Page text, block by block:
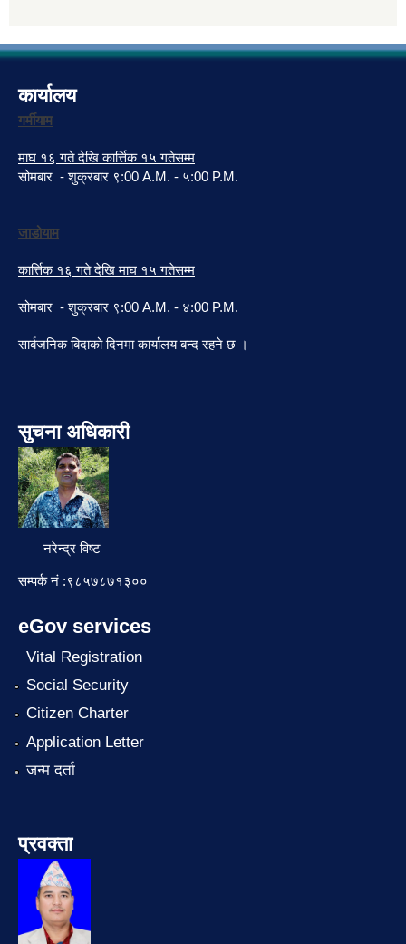
कार्यालय
गर्मीयाम
माघ १६ गते देखि कार्त्तिक १५ गतेसम्म
सोमबार - शुक्रबार ९:00 A.M. - ५:00 P.M.
जाडोयाम
कार्त्तिक १६ गते देखि माघ १५ गतेसम्म
सोमबार - शुक्रबार ९:00 A.M. - ४:00 P.M.
सार्बजनिक बिदाको दिनमा कार्यालय बन्द रहने छ ।
सुचना अधिकारी
नरेन्द्र विष्ट
सम्पर्क नं :९८५७८७१३००
eGov services
Vital Registration
Social Security
Citizen Charter
Application Letter
जन्म दर्ता
प्रवक्ता